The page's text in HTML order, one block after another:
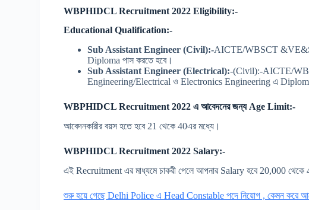
WBPHIDCL Recruitment 2022 Eligibility:-
Educational Qualification:-
Sub Assistant Engineer (Civil):-AICTE/WBSCT &VE&SD
Diploma পাস করতে হবে।
Sub Assistant Engineer (Electrical):-(Civil):-AICTE/
Engineering/Electrical ও Electronics Engineering এ Diploma
WBPHIDCL Recruitment 2022 এ আবেদনের জন্য Age Limit:-
আবেদনকারীর বয়স হতে হবে 21 থেকে 40এর মধ্যে।
WBPHIDCL Recruitment 2022 Salary:-
এই Recruitment এর মাধ্যমে চাকরী পেলে আপনার Salary হবে 20,000 থেকে
শুরু হয়ে গেছে Delhi Police এ Head Constable পদে নিয়োগ , কেমন করে